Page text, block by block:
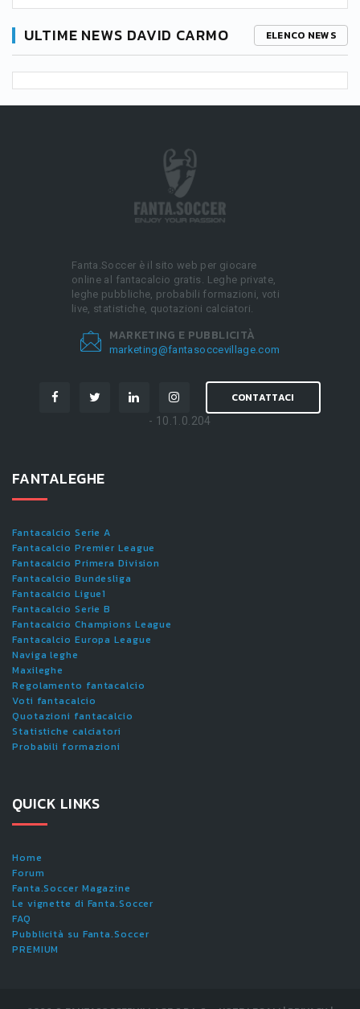
ULTIME NEWS DAVID CARMO ELENCO NEWS
Fanta.Soccer è il sito web per giocare
online al fantacalcio gratis. Leghe private,
leghe pubbliche, probabili formazioni, voti
live, statistiche, quotazioni calciatori.
MARKETING E PUBBLICITÀ
marketing@fantasoccevillage.com
CONTATTACI
- 10.1.0.204
FANTALEGHE
Fantacalcio Serie A
Fantacalcio Premier League
Fantacalcio Primera Division
Fantacalcio Bundesliga
Fantacalcio Ligue1
Fantacalcio Serie B
Fantacalcio Champions League
Fantacalcio Europa League
Naviga leghe
Maxileghe
Regolamento fantacalcio
Voti fantacalcio
Quotazioni fantacalcio
Statistiche calciatori
Probabili formazioni
QUICK LINKS
Home
Forum
Fanta.Soccer Magazine
Le vignette di Fanta.Soccer
FAQ
Pubblicità su Fanta.Soccer
PREMIUM